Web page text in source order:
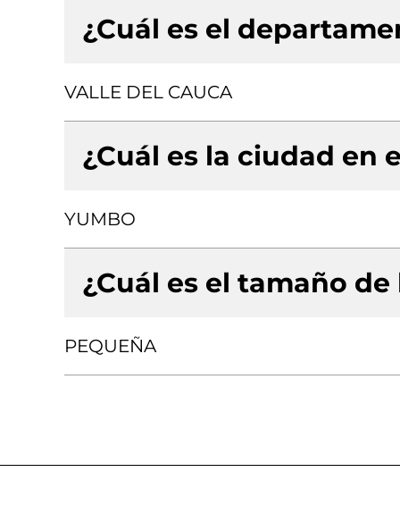
¿Cuál es el
VALLE DEL CAUCA
¿Cuál es la ciudad en
YUMBO
¿Cuál es el tamaño de
PEQUEÑA